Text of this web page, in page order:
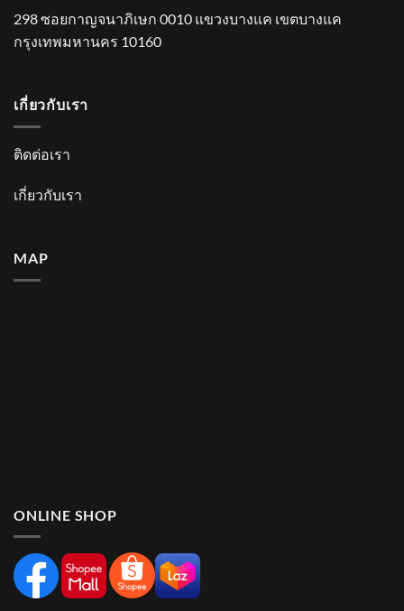
298 ซอยกาญจนาภิเษก 0010 แขวงบางแค เขตบางแค
กรุงเทพมหานคร 10160
เกี่ยวกับเรา
ติดต่อเรา
เกี่ยวกับเรา
MAP
ONLINE SHOP